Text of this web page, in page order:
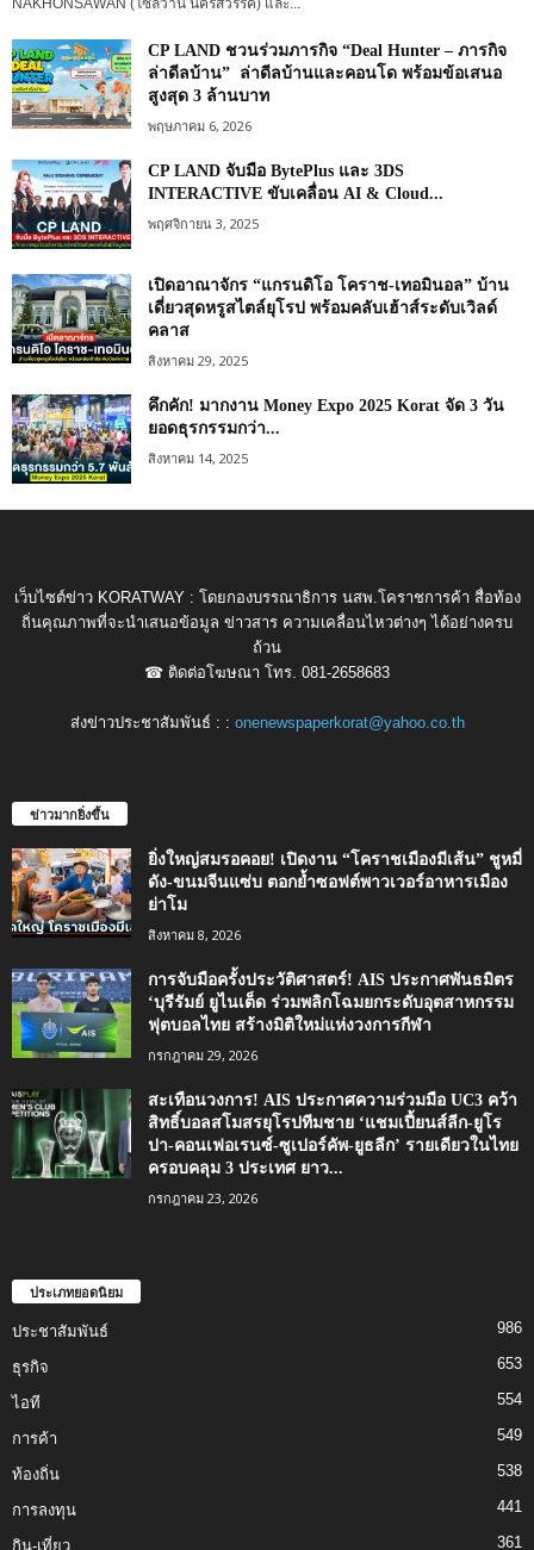
CP LAND ชวนร่วมภารกิจ “Deal Hunter – ภารกิจ
ล่าดีลบ้าน” ล่าดีลบ้านและคอนโด พร้อมข้อเสนอ
สูงสุด 3 ล้านบาท
พฤษภาคม 6, 2026
CP LAND จับมือ BytePlus และ 3DS
INTERACTIVE ขับเคลื่อน AI & Cloud...
พฤศจิกายน 3, 2025
เปิดอาณาจักร “แกรนดิโอ โคราช-เทอมินอล” บ้าน
เดี่ยวสุดหรูสไตล์ยุโรป พร้อมคลับเฮ้าส์ระดับเวิลด์
คลาส
สิงหาคม 29, 2025
คึกคัก! มากงาน Money Expo 2025 Korat จัด 3 วัน
ยอดธุรกรรมกว่า...
สิงหาคม 14, 2025
เว็บไซต์ข่าว KORATWAY : โดยกองบรรณาธิการ นสพ.โคราชการค้า สื่อท้อง
ถิ่นคุณภาพที่จะนำเสนอข้อมูล ข่าวสาร ความเคลื่อนไหวต่างๆ ได้อย่างครบ
ถ้วน
☎ ติดต่อโฆษณา โทร. 081-2658683
ส่งข่าวประชาสัมพันธ์ : : onenewspaperkorat@yahoo.co.th
ข่าวมากยิ่งขึ้น
ยิ่งใหญ่สมรอคอย! เปิดงาน “โคราชเมืองมีเส้น” ชูหมี่
ดัง-ขนมจีนแซ่บ ตอกย้ำซอฟต์พาวเวอร์อาหารเมือง
ย่าโม
สิงหาคม 8, 2026
การจับมือครั้งประวัติศาสตร์! AIS ประกาศพันธมิตร
‘บุรีรัมย์ ยูไนเต็ด ร่วมพลิกโฉมยกระดับอุตสาหกรรม
ฟุตบอลไทย สร้างมิติใหม่แห่งวงการกีฬา
กรกฎาคม 29, 2026
สะเทือนวงการ! AIS ประกาศความร่วมมือ UC3 คว้า
สิทธิ์บอลสโมสรยุโรปทีมชาย ‘แชมเปี้ยนส์ลีก-ยูโร
ปา-คอนเฟอเรนซ์-ซูเปอร์คัพ-ยูธลีก’ รายเดียวในไทย
ครอบคลุม 3 ประเทศ ยาว...
กรกฎาคม 23, 2026
ประเภทยอดนิยม
ประชาสัมพันธ์ 986
ธุรกิจ 653
ไอที 554
การค้า 549
ท้องถิ่น 538
การลงทุน 441
กิน-เที่ยว 361